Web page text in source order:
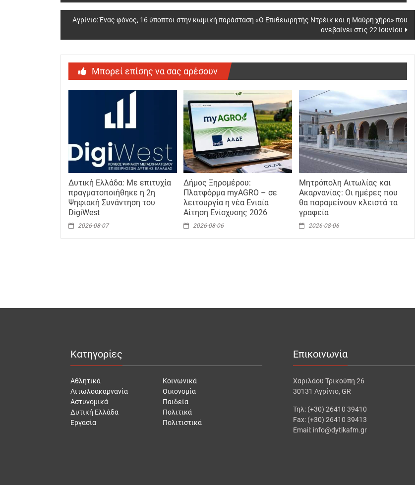
navigation
Αγρίνιο: Ένας φόνος, 16 ύποπτοι στην κωμική παράσταση «Ο Επιθεωρητής Ντρέικ και η Μαύρη χήρα» που
ανεβαίνει στις 22 Ιουνίου
Μπορεί επίσης να σας αρέσουν
Δυτική Ελλάδα: Με επιτυχία
πραγματοποιήθηκε η 2η
Ψηφιακή Συνάντηση του
DigiWest
2026-08-07
Δήμος Ξηρομέρου:
Πλατφόρμα myAGRO – σε
λειτουργία η νέα Ενιαία
Αίτηση Ενίσχυσης 2026
2026-08-06
Μητρόπολη Αιτωλίας και
Ακαρνανίας: Οι ημέρες που
θα παραμείνουν κλειστά τα
γραφεία
2026-08-06
Κατηγορίες
Αθλητικά
Αιτωλοακαρνανία
Αστυνομικά
Δυτική Ελλάδα
Εργασία
Κοινωνικά
Οικονομία
Παιδεία
Πολιτικά
Πολιτιστικά
Επικοινωνία
Χαριλάου Τρικούπη 26
30131 Αγρίνιο, GR
Τηλ: (+30) 26410 39410
Fax: (+30) 26410 39413
Email: info@dytikafm.gr